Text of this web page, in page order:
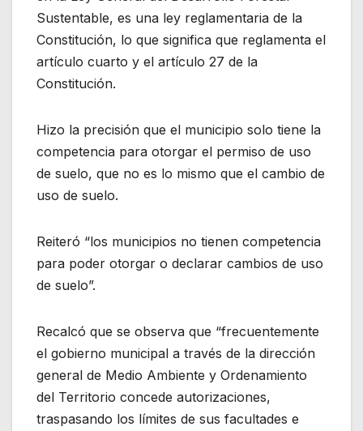
Sustentable, es una ley reglamentaria de la
Constitución, lo que significa que reglamenta el
artículo cuarto y el artículo 27 de la
Constitución.
Hizo la precisión que el municipio solo tiene la
competencia para otorgar el permiso de uso
de suelo, que no es lo mismo que el cambio de
uso de suelo.
Reiteró “los municipios no tienen competencia
para poder otorgar o declarar cambios de uso
de suelo”.
Recalcó que se observa que “frecuentemente
el gobierno municipal a través de la dirección
general de Medio Ambiente y Ordenamiento
del Territorio concede autorizaciones,
traspasando los límites de sus facultades e